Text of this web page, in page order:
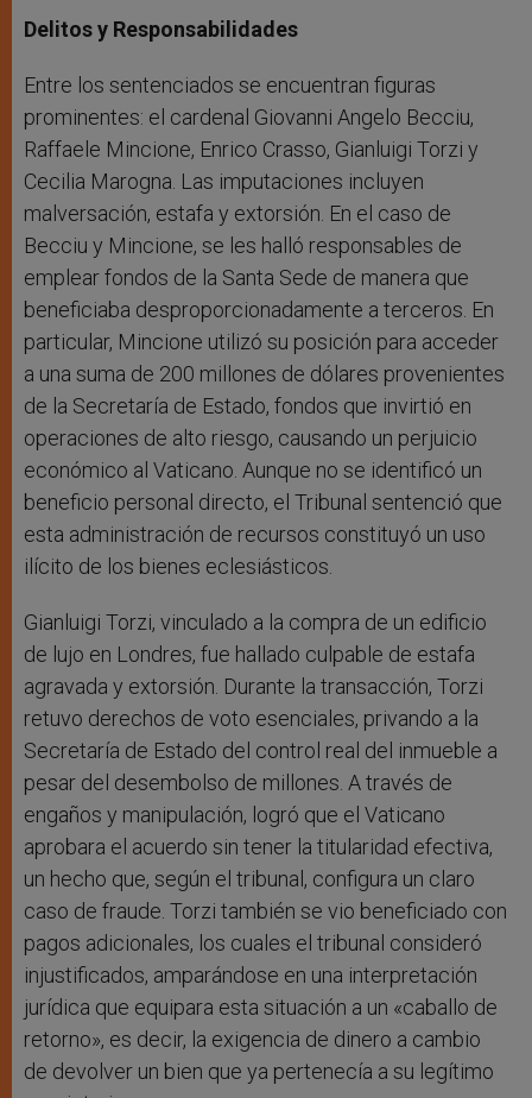
Delitos y Responsabilidades
Entre los sentenciados se encuentran figuras
prominentes: el cardenal Giovanni Angelo Becciu,
Raffaele Mincione, Enrico Crasso, Gianluigi Torzi y
Cecilia Marogna. Las imputaciones incluyen
malversación, estafa y extorsión. En el caso de
Becciu y Mincione, se les halló responsables de
emplear fondos de la Santa Sede de manera que
beneficiaba desproporcionadamente a terceros. En
particular, Mincione utilizó su posición para acceder
a una suma de 200 millones de dólares provenientes
de la Secretaría de Estado, fondos que invirtió en
operaciones de alto riesgo, causando un perjuicio
económico al Vaticano. Aunque no se identificó un
beneficio personal directo, el Tribunal sentenció que
esta administración de recursos constituyó un uso
ilícito de los bienes eclesiásticos.
Gianluigi Torzi, vinculado a la compra de un edificio
de lujo en Londres, fue hallado culpable de estafa
agravada y extorsión. Durante la transacción, Torzi
retuvo derechos de voto esenciales, privando a la
Secretaría de Estado del control real del inmueble a
pesar del desembolso de millones. A través de
engaños y manipulación, logró que el Vaticano
aprobara el acuerdo sin tener la titularidad efectiva,
un hecho que, según el tribunal, configura un claro
caso de fraude. Torzi también se vio beneficiado con
pagos adicionales, los cuales el tribunal consideró
injustificados, amparándose en una interpretación
jurídica que equipara esta situación a un «caballo de
retorno», es decir, la exigencia de dinero a cambio
de devolver un bien que ya pertenecía a su legítimo